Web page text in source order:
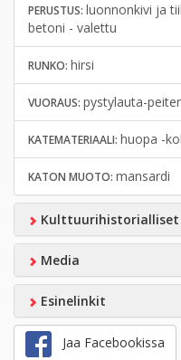
PERUSTUS: luonnonkivi ja
betoni - valettu
RUNKO: hirsi
VUORAUS: pystylauta-
KATEMATERIAALI: huopa -
KATON MUOTO: mansardi
Media
Esinelinkit
Jaa Facebookissa